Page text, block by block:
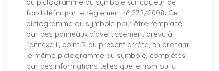
du pictogramme ou symbole sur couleur de
fond défini par le règlement n°1272/2008. Ce
pictogramme ou symbole peut être remplacé
par des panneaux d’avertissement prévu à
l’annexe II, point 3, du présent arrêté, en prenant
le même pictogramme ou symbole, complétés
par des informations telles que le nom ou la